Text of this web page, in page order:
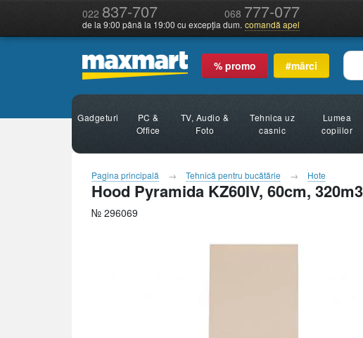
022 837-707 068 777-077
de la 9:00 până la 19:00 cu excepția dum. comandă apel
% promo #mărci
Gadgeturi
PC &
Office
TV, Audio &
Foto
Tehnica uz
casnic
Lumea
copiilor
Pagina principală Tehnică pentru bucătărie Hote
Hood Pyramida KZ60IV, 60cm,
№ 296069